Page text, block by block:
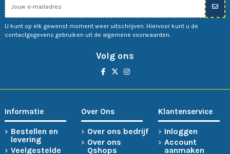
U kunt op elk gewenst moment weer uitschrijven. Hiervoor kunt u de
contactgegevens gebruiken uit de algemene voorwaarden.
Volg ons
Informatie
Bestellen en
levering
Veelgestelde
Over Ons
Over ons bedrijf
Over ons
Qshops
Klantenservice
Inloggen
Account
aanmaken